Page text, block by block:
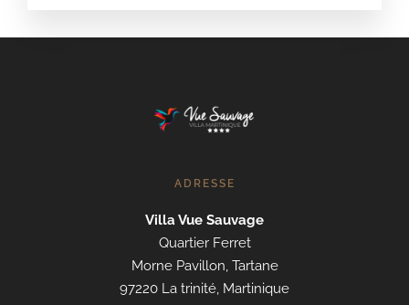
ADRESSE
Villa Vue Sauvage
Quartier Ferret
Morne Pavillon, Tartane
97220 La trinité, Martinique